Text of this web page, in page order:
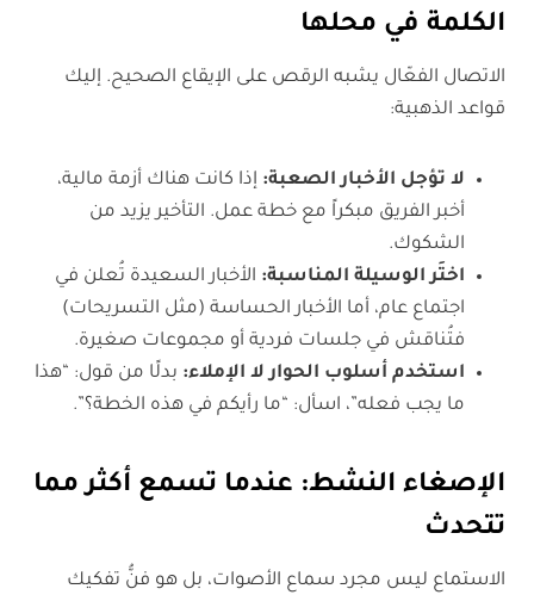
الكلمة في محلها
الاتصال الفعّال يشبه الرقص على الإيقاع الصحيح. إليك
قواعد الذهبية:
لا تؤجل الأخبار الصعبة: إذا كانت هناك أزمة مالية،
أخبر الفريق مبكراً مع خطة عمل. التأخير يزيد من
الشكوك.
اختَر الوسيلة المناسبة: الأخبار السعيدة تُعلن في
اجتماع عام، أما الأخبار الحساسة (مثل التسريحات)
فتُناقش في جلسات فردية أو مجموعات صغيرة.
استخدم أسلوب الحوار لا الإملاء: بدلًا من قول: “هذا
ما يجب فعله”، اسأل: “ما رأيكم في هذه الخطة؟”.
الإصغاء النشط: عندما تسمع أكثر مما
تتحدث
الاستماع ليس مجرد سماع الأصوات، بل هو فنُّ تفكيك